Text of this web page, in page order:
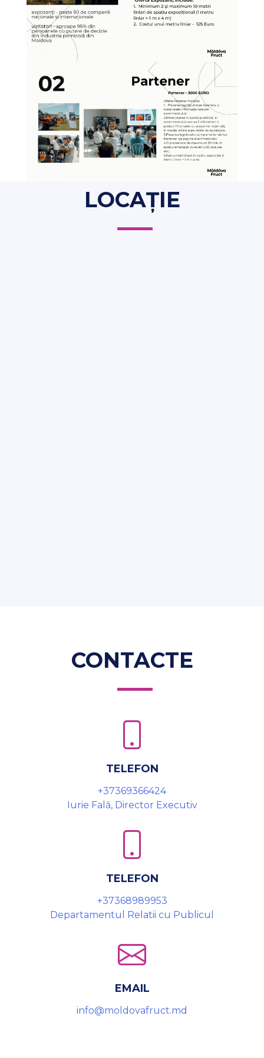
LOCAȚIE
CONTACTE
TELEFON
+37369366424
Iurie Fală, Director Executiv
TELEFON
+37368989953
Departamentul Relatii cu Publicul
EMAIL
info@moldovafruct.md